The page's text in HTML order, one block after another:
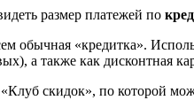
размер платежей по
обычная «кредитка».
а также как дисконтная
скидок», по которой